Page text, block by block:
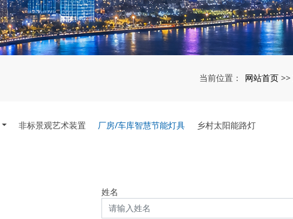
当前位置： 网站首页 >>
非标景观艺术装置 厂房/车库智慧节能灯具 乡村太阳能路灯
姓名